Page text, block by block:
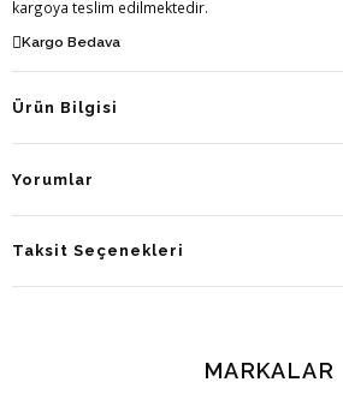
kargoya teslim edilmektedir.
Kargo Bedava
Ürün Bilgisi
Yorumlar
Taksit Seçenekleri
MARKALAR